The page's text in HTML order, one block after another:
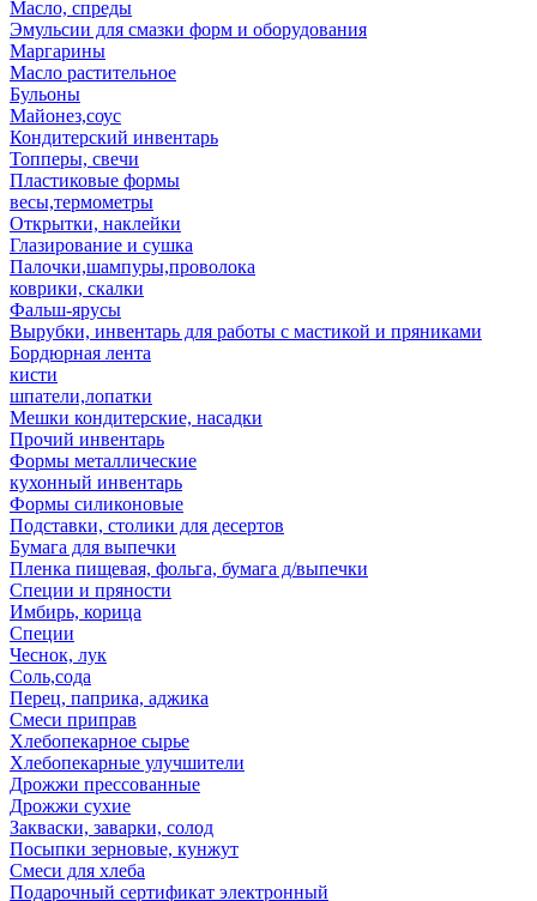
Масло, спреды
Эмульсии для смазки форм и оборудования
Маргарины
Масло растительное
Бульоны
Майонез,соус
Кондитерский инвентарь
Топперы, свечи
Пластиковые формы
весы,термометры
Открытки, наклейки
Глазирование и сушка
Палочки,шампуры,проволока
коврики, скалки
Фальш-ярусы
Вырубки, инвентарь для работы с мастикой и пряниками
Бордюрная лента
кисти
шпатели,лопатки
Мешки кондитерские, насадки
Прочий инвентарь
Формы металлические
кухонный инвентарь
Формы силиконовые
Подставки, столики для десертов
Бумага для выпечки
Пленка пищевая, фольга, бумага д/выпечки
Специи и пряности
Имбирь, корица
Специи
Чеснок, лук
Соль,сода
Перец, паприка, аджика
Смеси приправ
Хлебопекарное сырье
Хлебопекарные улучшители
Дрожжи прессованные
Дрожжи сухие
Закваски, заварки, солод
Посыпки зерновые, кунжут
Смеси для хлеба
Подарочный сертификат электронный